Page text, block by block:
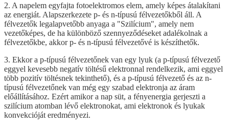
2. A napelem egyfajta fotoelektromos elem, amely képes átalakítani
az energiát. Alapszerkezete p- és n-típusú félvezetőkből áll. A
félvezetők legalapvetőbb anyaga a "Szilícium", amely nem
vezetőképes, de ha különböző szennyeződéseket adalékolnak a
félvezetőkbe, akkor p- és n-típusú félvezetővé is készíthetők.
3. Ekkor a p-típusú félvezetőnek van egy lyuk (a p-típusú félvezető
eggyel kevesebb negatív töltésű elektronnal rendelkezik, ami eggyel
több pozitív töltésnek tekinthető), és a p-típusú félvezető és az n-
típusú félvezetőnek van még egy szabad elektronja az áram
előállításához. Ezért amikor a nap süt, a fényenergia gerjeszti a
szilícium atomban lévő elektronokat, ami elektronok és lyukak
konvekcióját eredményezi.